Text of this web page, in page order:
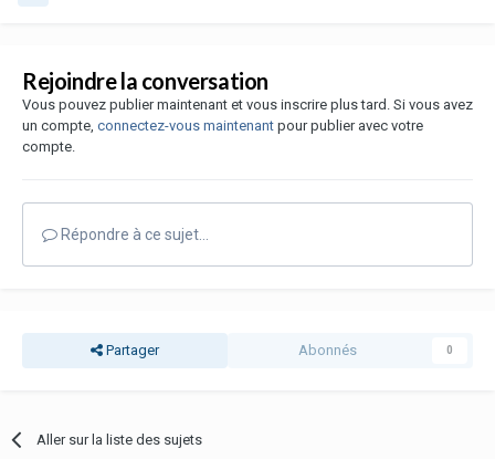
Rejoindre la conversation
Vous pouvez publier maintenant et vous inscrire plus tard. Si vous avez
un compte, connectez-vous maintenant pour publier avec votre
compte.
Répondre à ce sujet…
Partager Abonnés 0
Aller sur la liste des sujets